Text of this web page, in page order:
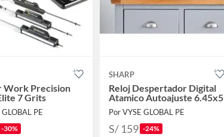
Work Precision
7 Grits
PE
-30%
SHARP
Reloj Despertador Digital
Atamico Autoajuste 6.45x5
Por VYSE GLOBAL PE
S/ 159 -24%